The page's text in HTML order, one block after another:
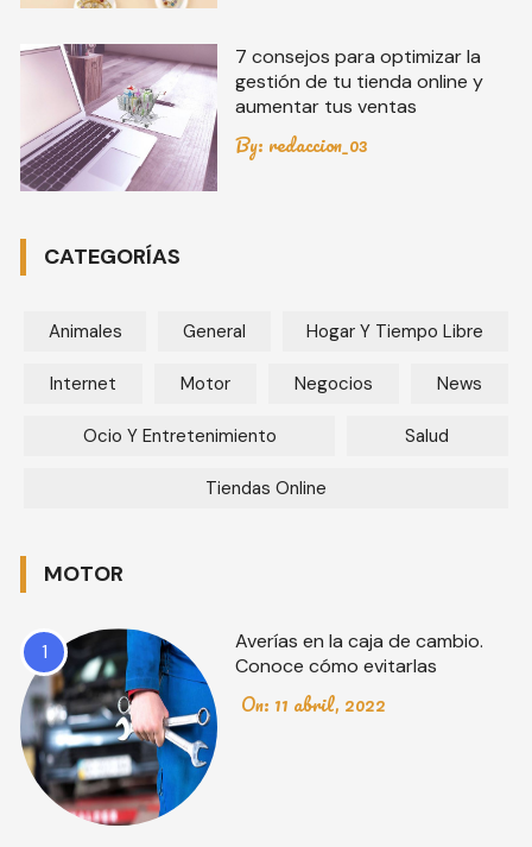
7 consejos para optimizar la
gestión de tu tienda online y
aumentar tus ventas
By: redaccion_03
CATEGORÍAS
Animales General Hogar Y Tiempo Libre
Internet Motor Negocios News
Ocio Y Entretenimiento Salud
Tiendas Online
MOTOR
1
Averías en la caja de cambio.
Conoce cómo evitarlas
On: 11 abril, 2022